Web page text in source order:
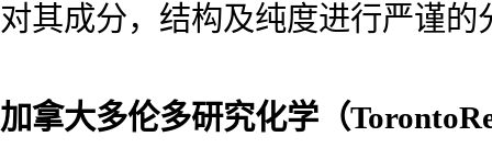
对其成分，结构及纯度进行严谨
加拿大多伦多研究化学（